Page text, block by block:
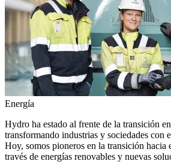
Energía
Hydro ha estado al frente de la transición
transformando industrias y sociedades con
Hoy, somos pioneros en la transición hacia
través de energías renovables y nuevas